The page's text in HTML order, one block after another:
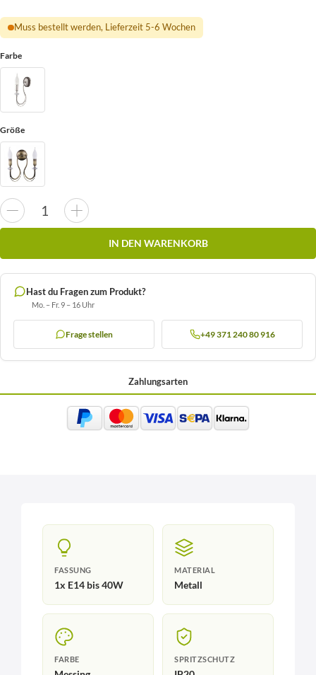
Muss bestellt werden, Lieferzeit 5-6 Wochen
Farbe
Größe
IN DEN WARENKORB
Hast du Fragen zum Produkt?
Mo. – Fr. 9 – 16 Uhr
Frage stellen +49 371 240 80 916
Zahlungsarten
FASSUNG
1x E14 bis 40W
MATERIAL
Metall
FARBE SPRITZSCHUTZ